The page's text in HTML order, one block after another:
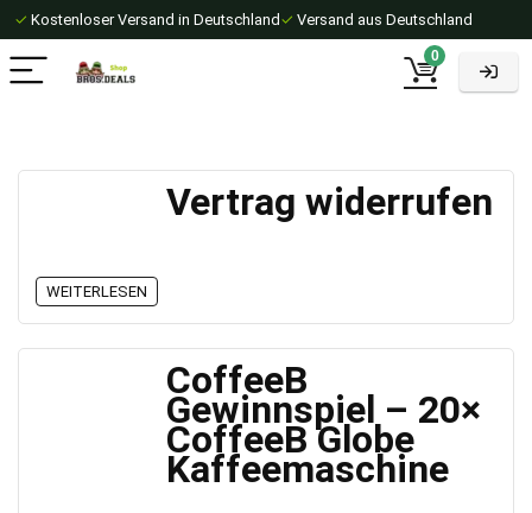
✓ Kostenloser Versand in Deutschland ✓ Versand aus Deutschland
0
Vertrag widerrufen
WEITERLESEN
CoffeeB
Gewinnspiel – 20×
CoffeeB Globe
Kaffeemaschine